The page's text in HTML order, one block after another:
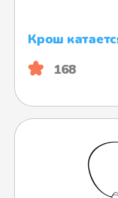
Крош
168